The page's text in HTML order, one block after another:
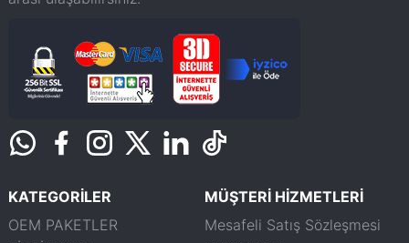
KATEGORİLER
OEM PAKETLER
MÜŞTERİ HİZMETLERİ
Mesafeli Satış Sözleşmesi